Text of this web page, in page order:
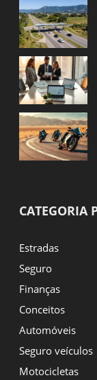
CATEGORIA
Estradas
Seguro
Finanças
Conceitos
Automóveis
Seguro veículos
Motocicletas